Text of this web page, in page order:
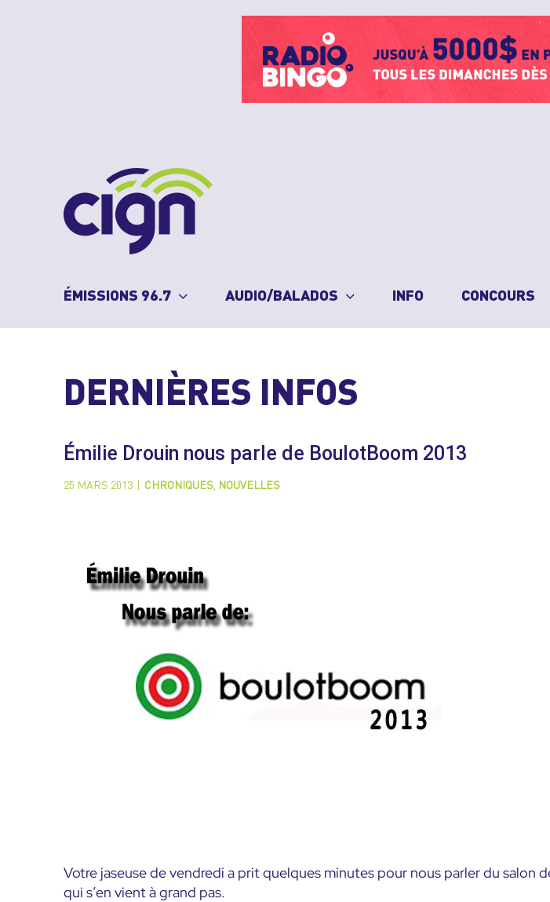
ÉMISSIONS 96.7 AUDIO/BALADOS INFO CONCOURS
DERNIÈRES INFOS
Émilie Drouin nous parle de BoulotBoom 2013
25 MARS 2013 CHRONIQUES, NOUVELLES
Votre jaseuse de vendredi a prit quelques minutes pour nous parler du salon
qui s’en vient à grand pas.